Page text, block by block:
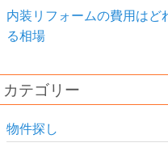
内装リフォームの費用は
る相場
カテゴリー
物件探し